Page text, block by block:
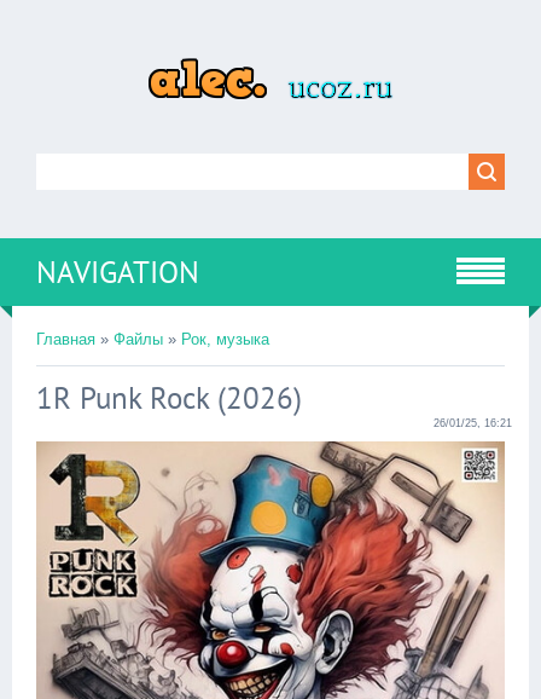
NAVIGATION
Главная » Файлы » Рок, музыка
1R Punk Rock (2026)
26/01/25, 16:21